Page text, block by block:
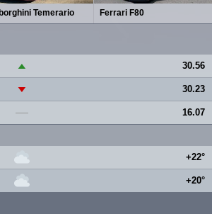
Temerario Ferrari F80
▲ 30.56
▼ 30.23
— 16.07
+22°
+20°